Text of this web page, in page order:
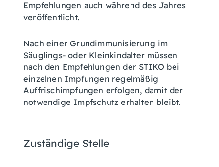
Empfehlungen auch während des Jahres
veröffentlicht.
Nach einer Grundimmunisierung im
Säuglings- oder Kleinkindalter müssen
nach den Empfehlungen der STIKO bei
einzelnen Impfungen regelmäßig
Auffrischimpfungen erfolgen, damit der
notwendige Impfschutz erhalten bleibt.
Zuständige Stelle